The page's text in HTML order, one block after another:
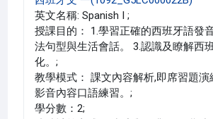
英文名稱: Spanish I ;
授課目的： 1.學習正確的西班牙語發
法句型與生活會話。 3.認識及瞭解西
化。;
教學模式： 課文內容解析,即席習題演
影音內容口語練習。;
學分數：2;